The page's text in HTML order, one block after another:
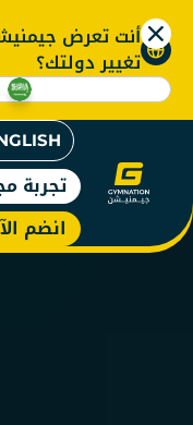
تجربة
انضم
أنت تعرض
تغيير دولتك؟